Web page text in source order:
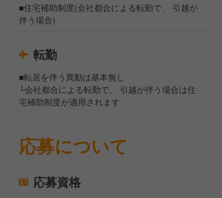
■住宅補助制度(会社都合による転勤で、 引越が
伴う場合)
転勤
■転居を伴う異動は基本無し
└会社都合による転勤で、 引越が伴う場合は住
宅補助制度が適用されます
応募について
応募資格